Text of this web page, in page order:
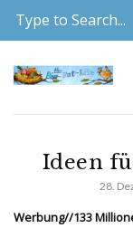
Ideen
28.
Werbung//133